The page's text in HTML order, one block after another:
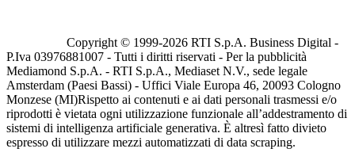
Copyright © 1999-2026 RTI S.p.A. Business Digital -
P.Iva 03976881007 - Tutti i diritti riservati - Per la pubblicità
Mediamond S.p.A. - RTI S.p.A., Mediaset N.V., sede legale
Amsterdam (Paesi Bassi) - Uffici Viale Europa 46, 20093 Cologno
Monzese (MI)Rispetto ai contenuti e ai dati personali trasmessi e/o
riprodotti è vietata ogni utilizzazione funzionale all’addestramento di
sistemi di intelligenza artificiale generativa. È altresì fatto divieto
espresso di utilizzare mezzi automatizzati di data scraping.